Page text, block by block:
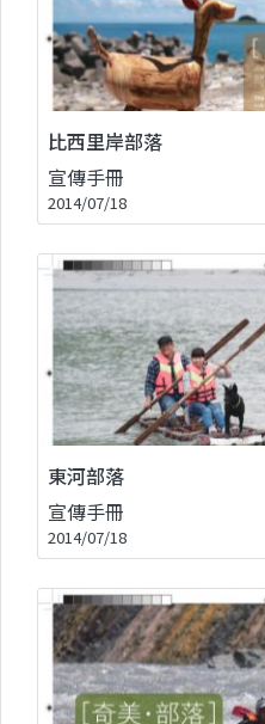
比西里岸部落
宣傳手冊
2014/07/18
東河部落
宣傳手冊
2014/07/18